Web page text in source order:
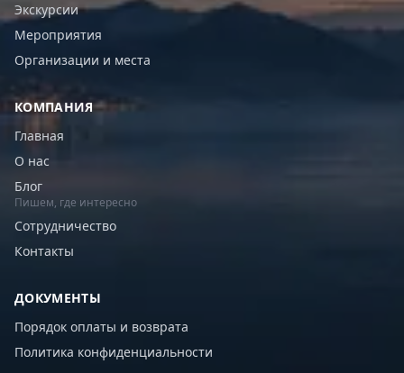
Экскурсии
Мероприятия
Организации и места
КОМПАНИЯ
Главная
О нас
Блог
Пишем, где интересно
Сотрудничество
Контакты
ДОКУМЕНТЫ
Порядок оплаты и возврата
Политика конфиденциальности